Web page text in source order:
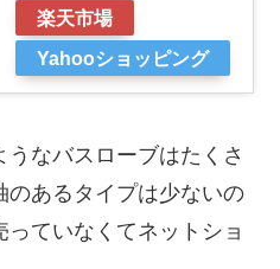
楽天市場
Yahooショッピング
なバスローブはたくさ
のあるタイプは少ないの
ていなくてネットショ